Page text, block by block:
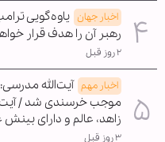
اخبار جهان یاوه‌گویی
رهبر آن را هدف قرار
۲ روز قبل
اخبار مهم آیت‌الله
موجب خرسندی شد / آیت
زاهد، عالم و دارای
۳ روز قبل